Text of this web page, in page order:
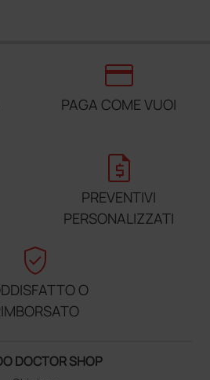
credit_card
PAGA COME VUOI
request_quote
PREVENTIVI
PERSONALIZZATI
verified_user
O
DOCTOR SHOP